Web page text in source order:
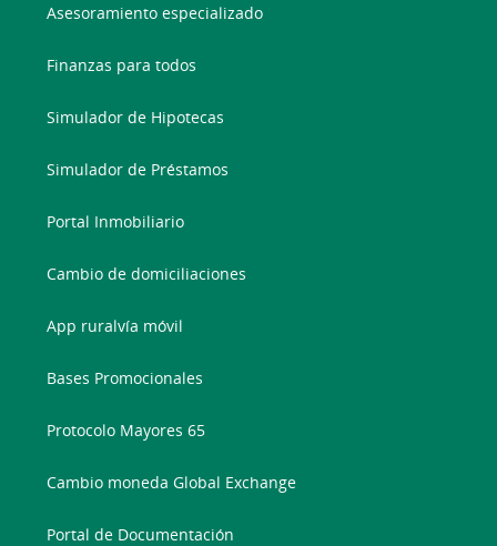
Asesoramiento especializado
Finanzas para todos
Simulador de Hipotecas
Simulador de Préstamos
Portal Inmobiliario
Cambio de domiciliaciones
App ruralvía móvil
Bases Promocionales
Protocolo Mayores 65
Cambio moneda Global Exchange
Portal de Documentación